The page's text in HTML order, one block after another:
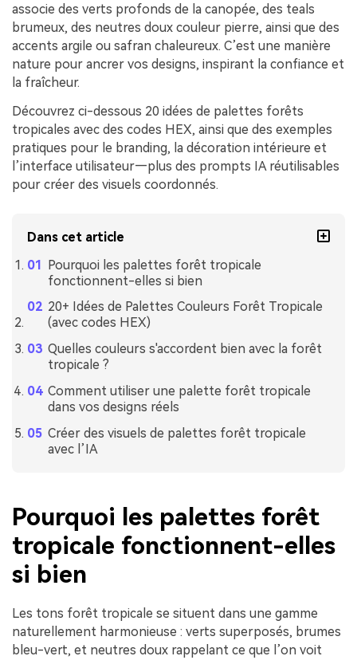
associe des verts profonds de la canopée, des teals
brumeux, des neutres doux couleur pierre, ainsi que des
accents argile ou safran chaleureux. C’est une manière
nature pour ancrer vos designs, inspirant la confiance et
la fraîcheur.
Découvrez ci-dessous 20 idées de palettes forêts
tropicales avec des codes HEX, ainsi que des exemples
pratiques pour le branding, la décoration intérieure et
l’interface utilisateur—plus des prompts IA réutilisables
pour créer des visuels coordonnés.
Dans cet article
Pourquoi les palettes forêt tropicale
fonctionnent-elles si bien
20+ Idées de Palettes Couleurs Forêt Tropicale
(avec codes HEX)
Quelles couleurs s'accordent bien avec la forêt
tropicale ?
Comment utiliser une palette forêt tropicale
dans vos designs réels
Créer des visuels de palettes forêt tropicale
avec l’IA
Pourquoi les palettes forêt
tropicale fonctionnent-elles
si bien
Les tons forêt tropicale se situent dans une gamme
naturellement harmonieuse : verts superposés, brumes
bleu-vert, et neutres doux rappelant ce que l’on voit